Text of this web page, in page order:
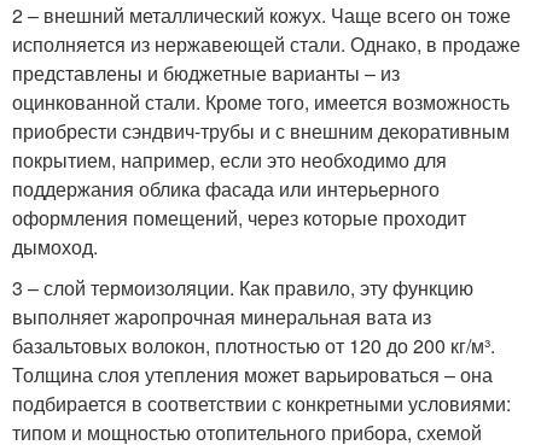
2 – внешний металлический кожух. Чаще всего он тоже
исполняется из нержавеющей стали. Однако, в продаже
представлены и бюджетные варианты – из
оцинкованной стали. Кроме того, имеется возможность
приобрести сэндвич-трубы и с внешним декоративным
покрытием, например, если это необходимо для
поддержания облика фасада или интерьерного
оформления помещений, через которые проходит
дымоход.
3 – слой термоизоляции. Как правило, эту функцию
выполняет жаропрочная минеральная вата из
базальтовых волокон, плотностью от 120 до 200 кг/м³.
Толщина слоя утепления может варьироваться – она
подбирается в соответствии с конкретными условиями:
типом и мощностью отопительного прибора, схемой